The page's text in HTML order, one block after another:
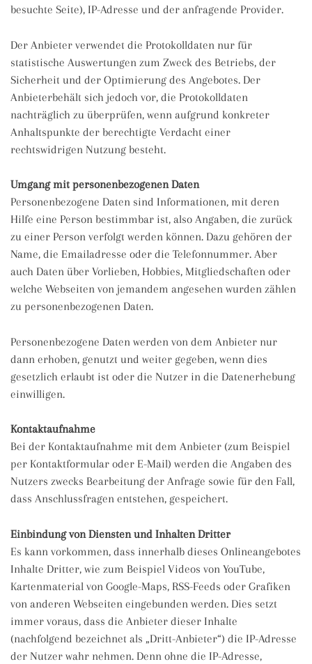
besuchte Seite), IP-Adresse und der anfragende Provider.
Der Anbieter verwendet die Protokolldaten nur für
statistische Auswertungen zum Zweck des Betriebs, der
Sicherheit und der Optimierung des Angebotes. Der
Anbieterbehält sich jedoch vor, die Protokolldaten
nachträglich zu überprüfen, wenn aufgrund konkreter
Anhaltspunkte der berechtigte Verdacht einer
rechtswidrigen Nutzung besteht.
Umgang mit personenbezogenen Daten
Personenbezogene Daten sind Informationen, mit deren
Hilfe eine Person bestimmbar ist, also Angaben, die zurück
zu einer Person verfolgt werden können. Dazu gehören der
Name, die Emailadresse oder die Telefonnummer. Aber
auch Daten über Vorlieben, Hobbies, Mitgliedschaften oder
welche Webseiten von jemandem angesehen wurden zählen
zu personenbezogenen Daten.
Personenbezogene Daten werden von dem Anbieter nur
dann erhoben, genutzt und weiter gegeben, wenn dies
gesetzlich erlaubt ist oder die Nutzer in die Datenerhebung
einwilligen.
Kontaktaufnahme
Bei der Kontaktaufnahme mit dem Anbieter (zum Beispiel
per Kontaktformular oder E-Mail) werden die Angaben des
Nutzers zwecks Bearbeitung der Anfrage sowie für den Fall,
dass Anschlussfragen entstehen, gespeichert.
Einbindung von Diensten und Inhalten Dritter
Es kann vorkommen, dass innerhalb dieses Onlineangebotes
Inhalte Dritter, wie zum Beispiel Videos von YouTube,
Kartenmaterial von Google-Maps, RSS-Feeds oder Grafiken
von anderen Webseiten eingebunden werden. Dies setzt
immer voraus, dass die Anbieter dieser Inhalte
(nachfolgend bezeichnet als „Dritt-Anbieter“) die IP-Adresse
der Nutzer wahr nehmen. Denn ohne die IP-Adresse,